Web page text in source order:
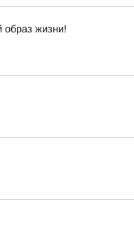
образ жизни!